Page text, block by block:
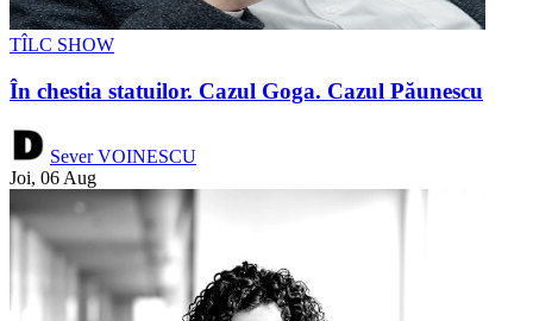
TÎLC SHOW
În chestia statuilor. Cazul Goga. Cazul Păunescu
Sever VOINESCU
Joi, 06 Aug